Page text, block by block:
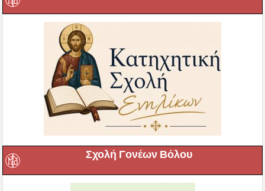
Σχολή Γονέων Βόλου